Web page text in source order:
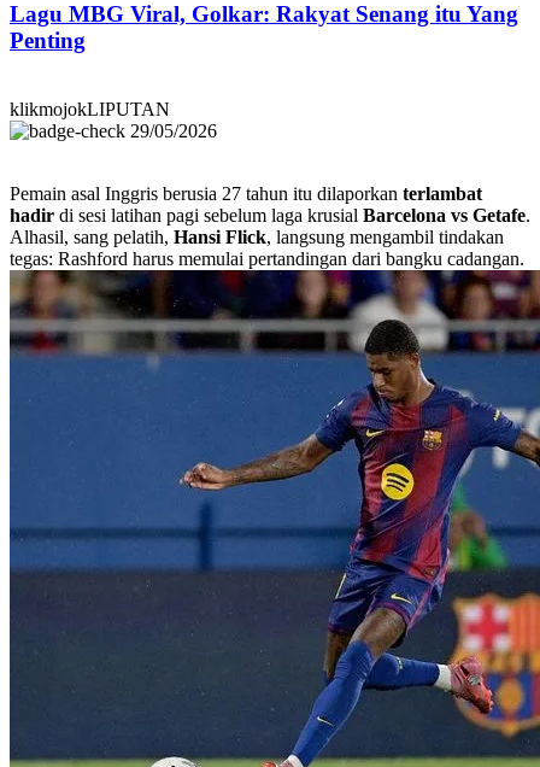
Lagu MBG Viral, Golkar: Rakyat Senang itu Yang
Penting
klikmojokLIPUTAN
29/05/2026
Pemain asal Inggris berusia 27 tahun itu dilaporkan terlambat
hadir di sesi latihan pagi sebelum laga krusial Barcelona vs Getafe.
Alhasil, sang pelatih, Hansi Flick, langsung mengambil tindakan
tegas: Rashford harus memulai pertandingan dari bangku cadangan.